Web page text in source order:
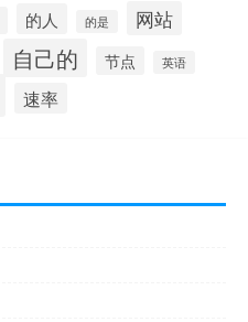
的人 的是 网站
自己的 节点 英语
速率